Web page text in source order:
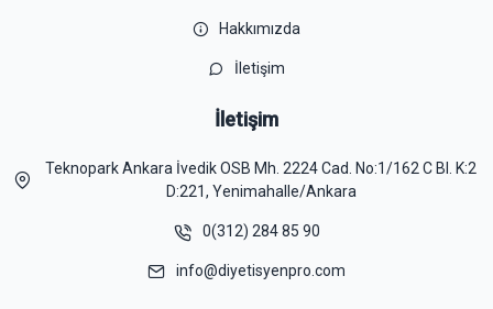
Hakkımızda
İletişim
İletişim
Teknopark Ankara İvedik OSB Mh. 2224 Cad. No:1/162 C Bl. K:2
D:221, Yenimahalle/Ankara
0(312) 284 85 90
info@diyetisyenpro.com